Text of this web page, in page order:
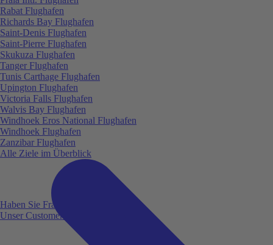
Haben Sie Fragen?
Unser Customer Service ist für Sie da!
Rabat Flughafen
Richards Bay Flughafen
Saint-Denis Flughafen
Saint-Pierre Flughafen
Skukuza Flughafen
Tanger Flughafen
Tunis Carthage Flughafen
Upington Flughafen
Victoria Falls Flughafen
Walvis Bay Flughafen
Windhoek Eros National Flughafen
Windhoek Flughafen
Zanzibar Flughafen
Alle Ziele im Überblick